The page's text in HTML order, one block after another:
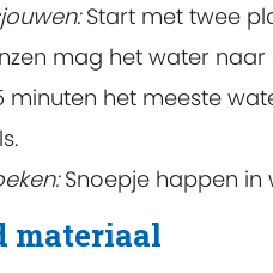
Start met twee
mag het water
minuten het meeste
Snoepje happen in
materiaal